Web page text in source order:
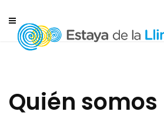
Quién somos